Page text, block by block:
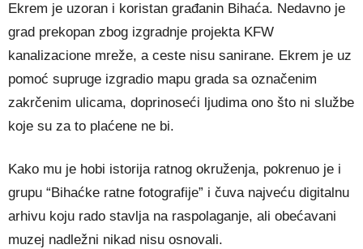
Ekrem je uzoran i koristan građanin Bihaća. Nedavno je
grad prekopan zbog izgradnje projekta KFW
kanalizacione mreže, a ceste nisu sanirane. Ekrem je uz
pomoć supruge izgradio mapu grada sa označenim
zakrčenim ulicama, doprinoseći ljudima ono što ni službe
koje su za to plaćene ne bi.
Kako mu je hobi istorija ratnog okruženja, pokrenuo je i
grupu “Bihaćke ratne fotografije” i čuva najveću digitalnu
arhivu koju rado stavlja na raspolaganje, ali obećavani
muzej nadležni nikad nisu osnovali.